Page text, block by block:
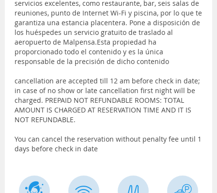
servicios excelentes, como restaurante, bar, seis salas de
reuniones, punto de Internet Wi-Fi y piscina, por lo que te
garantiza una estancia placentera. Pone a disposición de
los huéspedes un servicio gratuito de traslado al
aeropuerto de Malpensa.Esta propiedad ha
proporcionado todo el contenido y es la única
responsable de la precisión de dicho contenido
cancellation are accepted till 12 am before check in date;
in case of no show or late cancellation first night will be
charged. PREPAID NOT REFUNDABLE ROOMS: TOTAL
AMOUNT IS CHARGED AT RESERVATION TIME AND IT IS
NOT REFUNDABLE.
You can cancel the reservation without penalty fee until 1
days before check in date